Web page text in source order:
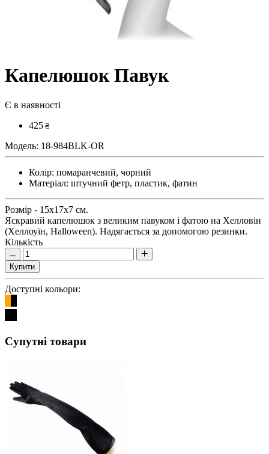
Капелюшок Павук
Є в наявності
425 ₴
Модель: 18-984BLK-OR
Колір: помаранчевий, чорний
Матеріал: штучний фетр, пластик, фатин
Розмір - 15х17х7 см.
Яскравий капелюшок з великим павуком і фатою на Хелловін
(Хеллоуїн, Halloween). Надягається за допомогою резинки.
Кількість
Купити
Доступні кольори:
Супутні товари